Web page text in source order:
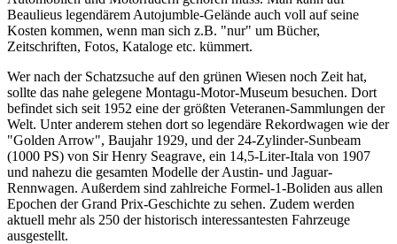
Beaulieus legendärem Autojumble-Gelände auch voll auf seine
Kosten kommen, wenn man sich z.B. "nur" um Bücher,
Zeitschriften, Fotos, Kataloge etc. kümmert.
Wer nach der Schatzsuche auf den grünen Wiesen noch Zeit hat,
sollte das nahe gelegene Montagu-Motor-Museum besuchen. Dort
befindet sich seit 1952 eine der größten Veteranen-Sammlungen der
Welt. Unter anderem stehen dort so legendäre Rekordwagen wie der
"Golden Arrow", Baujahr 1929, und der 24-Zylinder-Sunbeam
(1000 PS) von Sir Henry Seagrave, ein 14,5-Liter-Itala von 1907
und nahezu die gesamten Modelle der Austin- und Jaguar-
Rennwagen. Außerdem sind zahlreiche Formel-1-Boliden aus allen
Epochen der Grand Prix-Geschichte zu sehen. Zudem werden
aktuell mehr als 250 der historisch interessantesten Fahrzeuge
ausgestellt.